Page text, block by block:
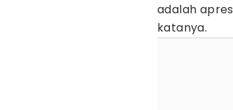
adalah
katanya.